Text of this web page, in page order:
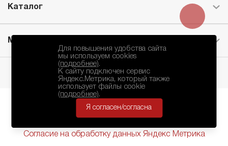
Каталог
Месторождение
Согласие на обработку данных Яндекс Метрика
Для повышения удобства сайта
мы используем cookies
(подробнее).
К сайту подключен сервис
Яндекс.Метрика, который также
использует файлы cookie
(подробнее).
Я согласен/согласна